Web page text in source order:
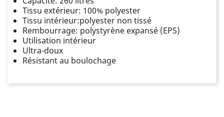
Tissu extérieur: 100% polyester
Tissu intérieur:polyester non tissé
Rembourrage: polystyrène expansé (EPS)
Utilisation intérieur
Ultra-doux
Résistant au boulochage